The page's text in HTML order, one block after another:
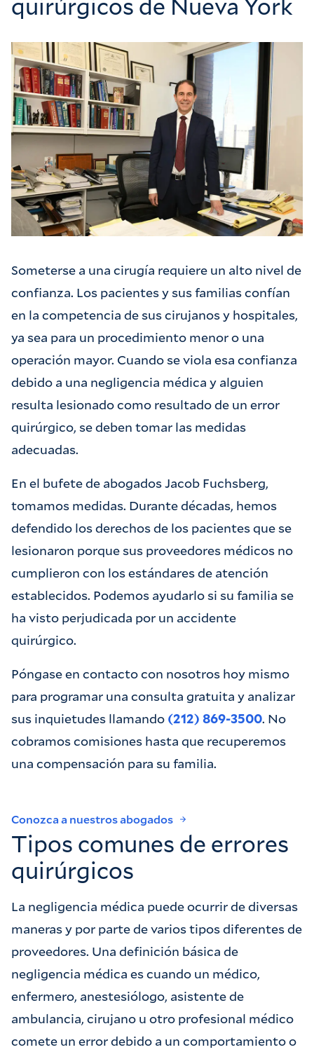
Someterse a una cirugía requiere un alto nivel de
confianza. Los pacientes y sus familias confían
en la competencia de sus cirujanos y hospitales,
ya sea para un procedimiento menor o una
operación mayor. Cuando se viola esa confianza
debido a una negligencia médica y alguien
resulta lesionado como resultado de un error
quirúrgico, se deben tomar las medidas
adecuadas.
En el bufete de abogados Jacob Fuchsberg,
tomamos medidas. Durante décadas, hemos
defendido los derechos de los pacientes que se
lesionaron porque sus proveedores médicos no
cumplieron con los estándares de atención
establecidos. Podemos ayudarlo si su familia se
ha visto perjudicada por un accidente
quirúrgico.
Póngase en contacto con nosotros hoy mismo
para programar una consulta gratuita y analizar
sus inquietudes llamando (212) 869-3500. No
cobramos comisiones hasta que recuperemos
una compensación para su familia.
Conozca a nuestros abogados
Tipos comunes de errores
quirúrgicos
La negligencia médica puede ocurrir de diversas
maneras y por parte de varios tipos diferentes de
proveedores. Una definición básica de
negligencia médica es cuando un médico,
enfermero, anestesiólogo, asistente de
ambulancia, cirujano u otro profesional médico
comete un error debido a un comportamiento o